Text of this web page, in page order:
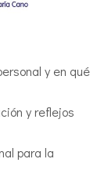
y en qué
y reflejos
para la